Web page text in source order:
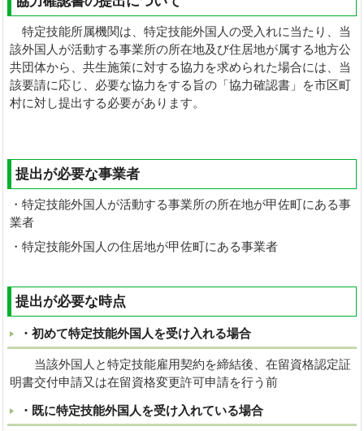
特定技能所属機関は、特定技能外国人の受入れに当たり、当
該外国人が活動する事業所の所在地及び住居地が属する地方公
共団体から、共生施策に対する協力を求められた場合には、当
該要請に応じ、必要な協力をする旨の「協力確認書」を市区町
村に対し提出する必要があります。
提出が必要な事業者
・特定技能外国人が活動する事業所の所在地が甲佐町にある事
業者
・特定技能外国人の住居地が甲佐町にある事業者
提出が必要な時点
・初めて特定技能外国人を受け入れる場合
当該外国人と特定技能雇用契約を締結後、在留資格認定証
明書交付申請又は在留資格変更許可申請を行う前
・既に特定技能外国人を受け入れている場合